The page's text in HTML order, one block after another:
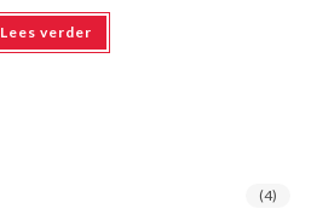
Lees verder
(4)